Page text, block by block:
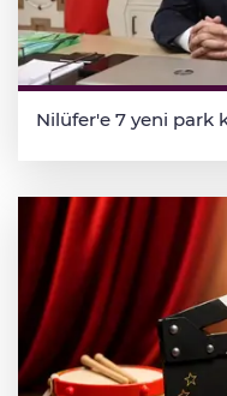
Nilüfer'e 7 yeni park